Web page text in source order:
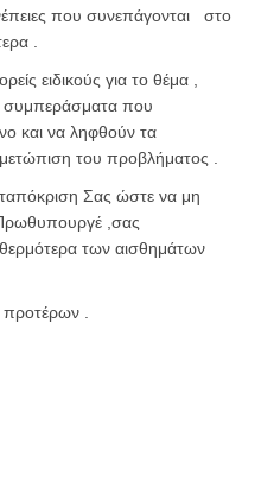
που συνεπάγονται στο
.
ειδικούς για το θέμα ,
συμπεράσματα που
και να ληφθούν τα
του προβλήματος .
Σας ώστε να μη
Πρωθυπουργέ ,σας
των αισθημάτων
.